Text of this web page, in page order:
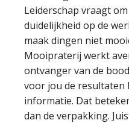
Leiderschap vraagt
duidelijkheid op de
maak dingen niet
Mooipraterij werkt
ontvanger van de
voor jou de resultaten
informatie. Dat
dan de verpakking.